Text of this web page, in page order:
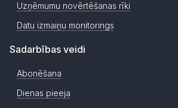
Uzņēmumu novērtēšanas rīki
Datu izmaiņu monitorings
Sadarbības veidi
Abonēšana
Dienas pieeja